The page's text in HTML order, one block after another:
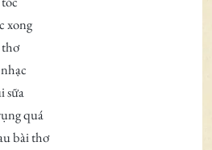
xong
thơ
sữa
quá
bài thơ